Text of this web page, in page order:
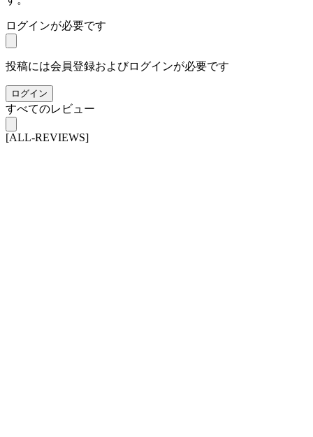
ログインが必要です
投稿には会員登録およびログインが必要です
ログイン
すべてのレビュー
[ALL-REVIEWS]